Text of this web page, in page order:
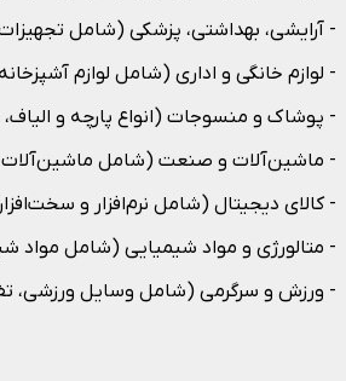
- آرایشی، بهداشتی، پزشکی (شامل
- لوازم خانگی و اداری (شامل لوازم
- پوشاک و منسوجات (انواع پارچه و الیاف،
- ماشین‌آلات و صنعت (شامل ماشین‌آلات
- کالای دیجیتال (شامل نرم‌افزار و
- متالورژی و مواد شیمیایی (شامل مواد
- ورزش و سرگرمی (شامل وسایل ورزشی،